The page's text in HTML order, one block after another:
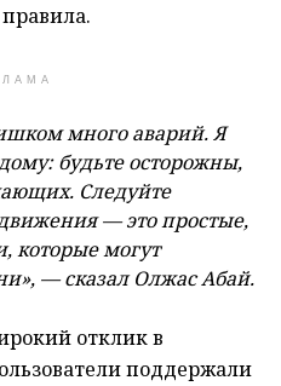
много аварий. Я
будьте осторожны,
Следуйте
— это простые,
которые могут
— сказал Олжас Абай.
отклик в
поддержали